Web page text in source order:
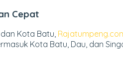
Cepat
Kota Batu,
Kota Batu, Dau, dan